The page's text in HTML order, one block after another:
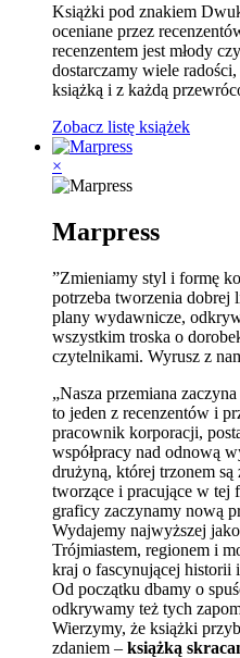
Książki pod znakiem
oceniane przez
recenzentem jest młody
dostarczamy wiele
książką i z każdą
Zobacz listę książek
×
Marpress
”Zmieniamy styl i formę
potrzeba tworzenia dobrej
plany wydawnicze,
wszystkim troska o
czytelnikami. Wyrusz z
„Nasza przemiana
to jeden z recenzentów i
pracownik korporacji,
współpracy nad odnową
drużyną, której trzonem
tworzące i pracujące w tej
graficy zaczynamy nową
Wydajemy najwyższej
Trójmiastem, regionem i
kraj o fascynującej
Od początku dbamy o
odkrywamy też tych
Wierzymy, że książki
zdaniem – książką